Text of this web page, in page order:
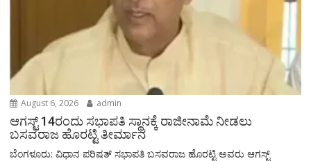
August 6, 2026 admin
ಆಗಸ್ಟ್‌ 14ರಂದು ಸಭಾಪತಿ ಸ್ಥಾನಕ್ಕೆ ರಾಜೀನಾಮೆ ನೀಡಲು
ಬಸವರಾಜ ಹೊರಟ್ಟಿ ತೀರ್ಮಾನ
ಬೆಂಗಳೂರು: ವಿಧಾನ ಪರಿಷತ್ ಸಭಾಪತಿ ಬಸವರಾಜ ಹೊರಟ್ಟಿ ಅವರು ಆಗಸ್ಟ್‌